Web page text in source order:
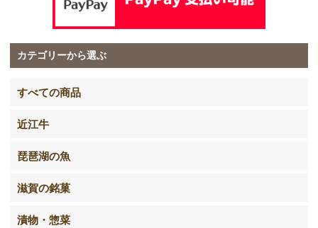
カテゴリーから選ぶ
すべての商品
近江牛
琵琶湖の魚
滋賀の銘菓
漬物・惣菜